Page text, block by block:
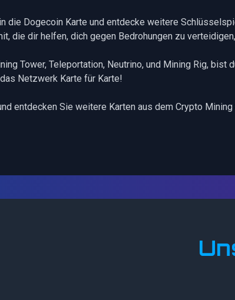
die Dogecoin Karte und entdecke weitere
die dir helfen, dich gegen Bedrohungen zu
Tower, Teleportation, Neutrino, und Mining Rig, bist
Netzwerk Karte für Karte!
entdecken Sie weitere Karten aus dem Crypto Mining